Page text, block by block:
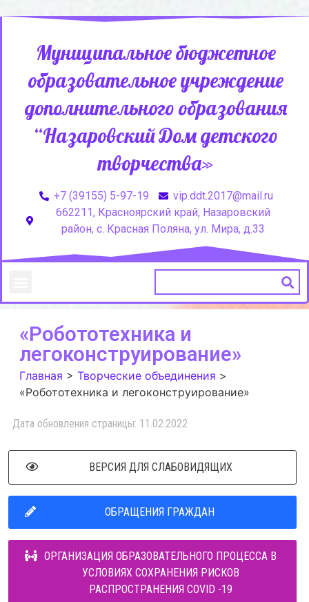
Муниципальное бюджетное
образовательное учреждение
дополнительного образования
“Назаровский Дом детского
творчества»
+7 (39155) 5-97-19
vip.ddt.2017@mail.ru
662211, Красноярский край, Назаровский
район, с. Красная Поляна, ул. Мира, д.33
«Робототехника и
легоконструирование»
Главная > Творческие объединения >
«Робототехника и легоконструирование»
Дата обновления страницы: 11.02.2022
ВЕРСИЯ ДЛЯ СЛАБОВИДЯЩИХ
ОБРАЩЕНИЯ ГРАЖДАН
ОРГАНИЗАЦИЯ ОБРАЗОВАТЕЛЬНОГО ПРОЦЕССА В
УСЛОВИЯХ СОХРАНЕНИЯ РИСКОВ
РАСПРОСТРАНЕНИЯ COVID -19